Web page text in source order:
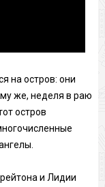
на остров: они
же, неделя в раю
остров
и Лидии